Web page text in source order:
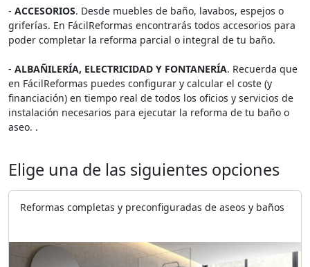
- ACCESORIOS. Desde muebles de baño, lavabos, espejos o
griferías. En FácilReformas encontrarás todos accesorios para
poder completar la reforma parcial o integral de tu baño.
- ALBAÑILERÍA, ELECTRICIDAD Y FONTANERÍA. Recuerda que
en FácilReformas puedes configurar y calcular el coste (y
financiación) en tiempo real de todos los oficios y servicios de
instalación necesarios para ejecutar la reforma de tu baño o
aseo. .
Elige una de las siguientes opciones
Reformas completas y preconfiguradas de aseos y baños